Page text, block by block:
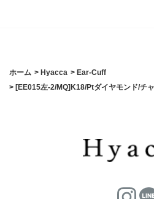
ホーム > Hyacca > Ear-Cuff
> [EE015左-2/MQ]K18/Ptダイヤモンド/チ